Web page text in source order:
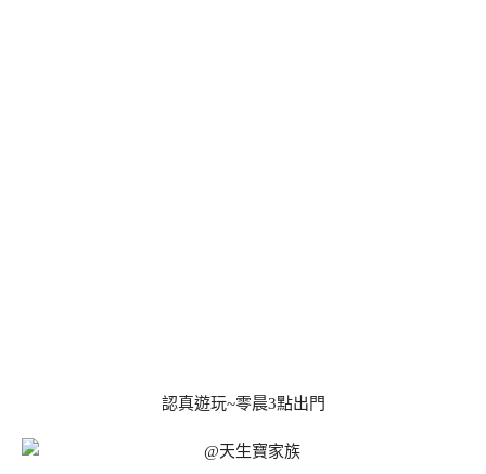
認真遊玩~零晨3點出門